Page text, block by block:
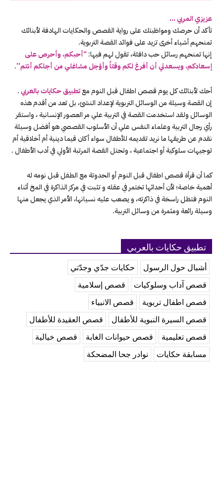
عزيزي المربي …
تأكد أن حرصك ومواظبتك على رواية القصص والحكايات الهادفة لأبنائك
تمنحهم أشياء أخرى تزيد على فوائد القصة التربوية.
إنها تمنحهم رسائل حب دافئة، تقول لهم فيها:“أحبكم، وأحرص على
إسعادكم، ويسعدني أن أفرغ لكم وقتاً وأؤجل مشاغلي من أجلكم أنتم”.
أحك لأبنائك كل يوم قصص اطفال قبل النوم معتطبيق حكايات بالعربي.
إن القصة وسيلة من الوسائل التربوية لإعداد النشئ، بل تعد من أقدم هذه
الوسائل ولقد استخدمت القصة في التربية علي مر العصور الإنسانية ، واستقر
رأي رجال التربية وعلماء النفس علي أن الأسلوب القصصي هو أفضل وسيلة
نقدم عن طريقها ما نريد تقديمه للأطفال سواء أكان قيما دينية أم أخلاقية أم
توجيهات سلوكية أو اجتماعية ، وتحتل القصة المرتبة الأولي في أدب الأطفال .
كما أن قرأة قصص اطفال قبل النوم أو الحدوتة مع الطفل قبل نومه له
أهمية خاصة؛ لأن أحداثها تختمر في عقله و تثبت في مركز الذاكرة في المخ أثناء
النوم فتظل راسخة في ذاكرته، و يصعب عليه نسيانها، الأمر الذي يجعل منها
وسيلة رائعة ومثمرة من وسائل التربية.
تطبيق حكايات بالعربي
أشبال حول الرسول
حكايات جدّي وجدّتي
قصص آداب وسلوكيات
قصص إسلامية
قصص اطفال تربوية
قصص الانبياء
قصص السيرة النبوية للأطفال
قصص العقيدة للأطفال
قصص تعليمية
قصص حيوانات الغابة
قصص خيالية
مسابقة حكايات
نوادر جحا المضحكة